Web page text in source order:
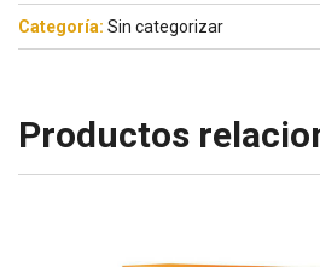
Categoría: Sin categorizar
Productos